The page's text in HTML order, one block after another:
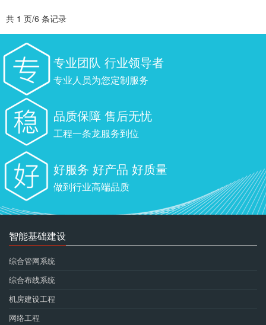
共 1 页/6 条记录
专业团队 行业领导者
专业人员为您定制服务
品质保障 售后无忧
工程一条龙服务到位
好服务 好产品 好质量
做到行业高端品质
智能基础建设
综合管网系统
综合布线系统
机房建设工程
网络工程